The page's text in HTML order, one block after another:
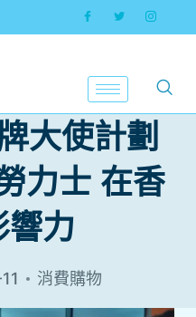
大使計劃
力士 在香
響力
消費購物